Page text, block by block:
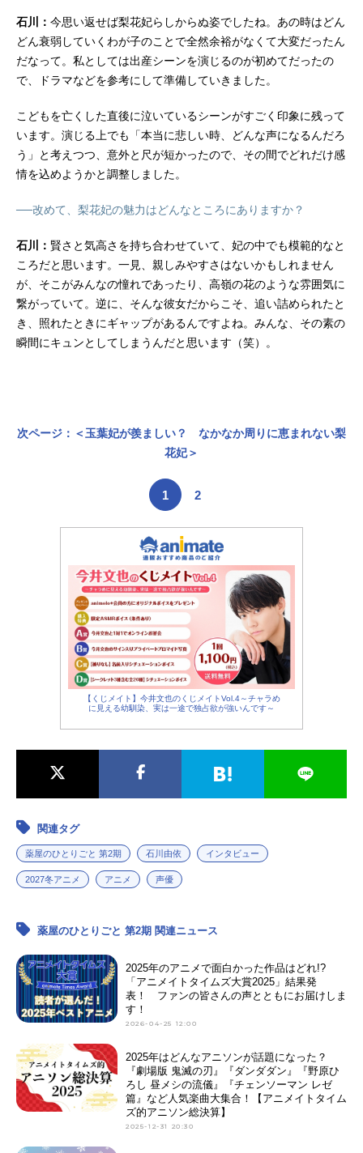
石川： 今思い返せば梨花妃らしからぬ姿でしたね。あの時はどん
どん衰弱していくわが子のことで全然余裕がなくて大変だったん
だなって。私としては出産シーンを演じるのが初めてだったの
で、ドラマなどを参考にして準備していきました。
こどもを亡くした直後に泣いているシーンがすごく印象に残って
います。演じる上でも「本当に悲しい時、どんな声になるんだろ
う」と考えつつ、意外と尺が短かったので、その間でどれだけ感
情を込めようかと調整しました。
──改めて、梨花妃の魅力はどんなところにありますか？
石川： 賢さと気高さを持ち合わせていて、妃の中でも模範的なと
ころだと思います。一見、親しみやすさはないかもしれません
が、そこがみんなの憧れであったり、高嶺の花のような雰囲気に
繋がっていて。逆に、そんな彼女だからこそ、追い詰められたと
き、照れたときにギャップがあるんですよね。みんな、その素の
瞬間にキュンとしてしまうんだと思います（笑）。
次ページ：＜玉葉妃が羨ましい？ なかなか周りに恵まれない梨
花妃＞
1 2
【くじメイト】今井文也のくじメイトVol.4～チャラめ
に見える幼馴染、実は一途で独占欲が強いんです～
関連タグ
薬屋のひとりごと 第2期 石川由依 インタビュー
2027冬アニメ アニメ 声優
薬屋のひとりごと 第2期 関連ニュース
2025年のアニメで面白かった作品はどれ!?
「アニメイトタイムズ大賞2025」結果発
表！ ファンの皆さんの声とともにお届けしま
す！
2026-04-25 12:00
2025年はどんなアニソンが話題になった？
『劇場版 鬼滅の刃』『ダンダダン』『野原ひ
ろし 昼メシの流儀』『チェンソーマン レゼ
篇』など人気楽曲大集合！【アニメイトタイム
ズ的アニソン総決算】
2025-12-31 20:30